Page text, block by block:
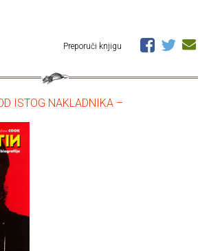
Preporuči knjigu
ISTOG NAKLADNIKA –